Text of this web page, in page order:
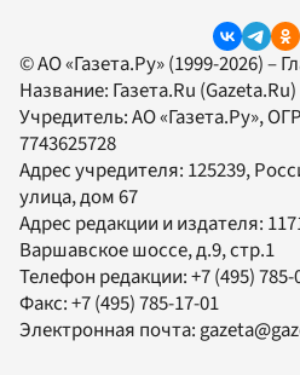
© АО «Газета.Ру» (1999-2026) –
Название: Газета.Ru (Gazeta.Ru)
Учредитель:АО «Газета.Ру»,
7743625728
Адрес учредителя: 125239,
улица, дом 67
Адрес редакции и издателя:
Варшавское шоссе, д.9, стр.1
Телефон редакции:+7 (495)
Факс:+7 (495) 785-17-01
Электронная почта: